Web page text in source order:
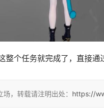
个任务就完成了，直接通
，转载请注明出处： https://